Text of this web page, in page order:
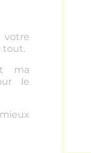
tout.
ma
le